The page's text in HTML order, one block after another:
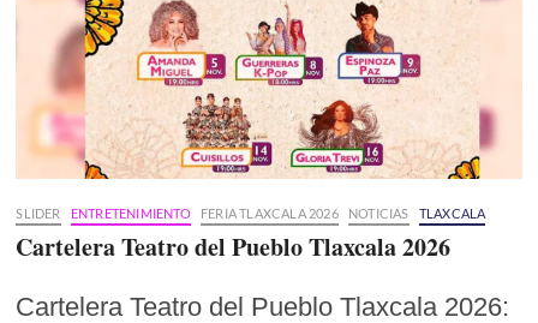
SLIDER ENTRETENIMIENTO FERIA TLAXCALA 2026 NOTICIAS TLAXCALA
Cartelera Teatro del Pueblo Tlaxcala 2026
Cartelera Teatro del Pueblo Tlaxcala 2026: